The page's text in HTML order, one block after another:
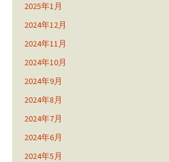
2025年1月
2024年12月
2024年11月
2024年10月
2024年9月
2024年8月
2024年7月
2024年6月
2024年5月